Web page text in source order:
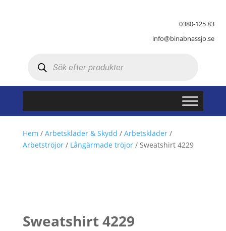
0380-125 83
info@binabnassjo.se
Hem / Arbetskläder & Skydd / Arbetskläder/
Arbetströjor/ Långärmade tröjor/ Sweatshirt 4229
Sweatshirt 4229